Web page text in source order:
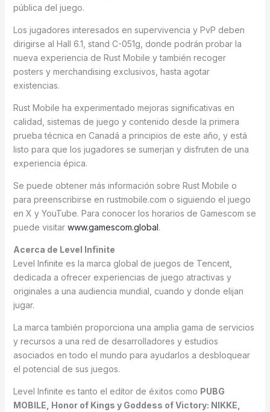
pública del juego.
Los jugadores interesados en supervivencia y PvP deben
dirigirse al Hall 6.1, stand C-051g, donde podrán probar la
nueva experiencia de Rust Mobile y también recoger
posters y merchandising exclusivos, hasta agotar
existencias.
Rust Mobile ha experimentado mejoras significativas en
calidad, sistemas de juego y contenido desde la primera
prueba técnica en Canadá a principios de este año, y está
listo para que los jugadores se sumerjan y disfruten de una
experiencia épica.
Se puede obtener más información sobre Rust Mobile o
para preenscribirse en rustmobile.com o siguiendo el juego
en X y YouTube. Para conocer los horarios de Gamescom se
puede visitar www.gamescom.global.
Acerca de Level Infinite
Level Infinite es la marca global de juegos de Tencent,
dedicada a ofrecer experiencias de juego atractivas y
originales a una audiencia mundial, cuando y donde elijan
jugar.
La marca también proporciona una amplia gama de servicios
y recursos a una red de desarrolladores y estudios
asociados en todo el mundo para ayudarlos a desbloquear
el potencial de sus juegos.
Level Infinite es tanto el editor de éxitos como PUBG
MOBILE, Honor of Kings y Goddess of Victory: NIKKE,